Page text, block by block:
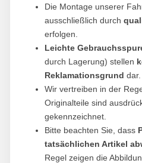
Die Montage unserer
ausschließlich durch
erfolgen.
Leichte
durch Lagerung) stellen
Reklamationsgrund dar.
Wir vertreiben in der
Originalteile sind
gekennzeichnet.
Bitte beachten Sie, dass
tatsächlichen Artikel
Regel zeigen die